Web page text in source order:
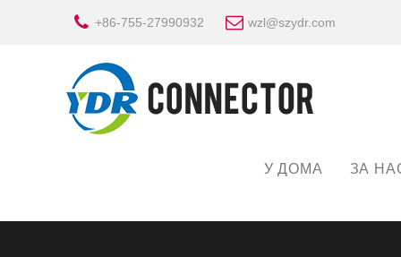
+86-755-27990932 wzl@szydr.com
У ДОМА ЗА